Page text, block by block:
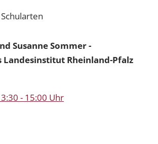
Susanne Sommer -
Landesinstitut Rheinland-Pfalz
- 15:00 Uhr